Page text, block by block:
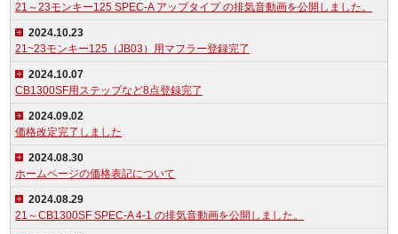
21～23モンキー125 SPEC-A アップタイプ の排気音動画を公開しました。
2024.10.23
21~23モンキー125（JB03）用マフラー登録完了
2024.10.07
CB1300SF用ステップなど8点登録完了
2024.09.02
価格改定完了しました
2024.08.30
ホームページの価格表記について
2024.08.29
21～CB1300SF SPEC-A 4-1 の排気音動画を公開しました。